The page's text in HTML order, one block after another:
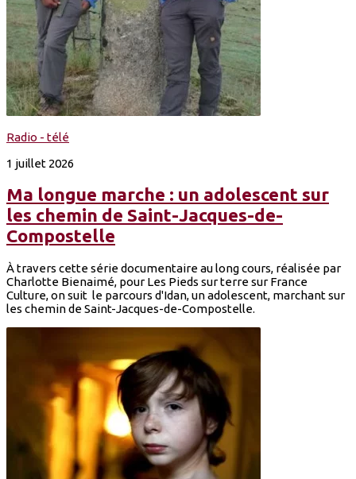
Radio - télé
1 juillet 2026
Ma longue marche : un adolescent sur
les chemin de Saint-Jacques-de-
Compostelle
À travers cette série documentaire au long cours, réalisée par
Charlotte Bienaimé, pour Les Pieds sur terre sur France
Culture, on suit le parcours d'Idan, un adolescent, marchant sur
les chemin de Saint-Jacques-de-Compostelle.